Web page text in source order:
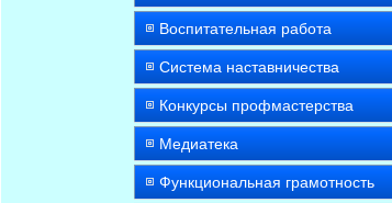
Воспитательная работа
Система наставничества
Конкурсы профмастерства
Медиатека
Функциональная грамотность